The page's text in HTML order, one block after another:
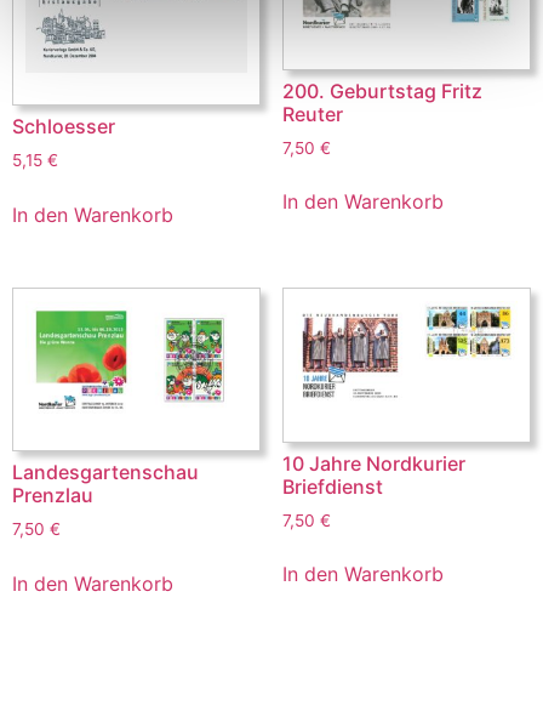
Schloesser
5,15 €
In den Warenkorb
200. Geburtstag Fritz
Reuter
7,50 €
In den Warenkorb
Landesgartenschau
Prenzlau
7,50 €
In den Warenkorb
10 Jahre Nordkurier
Briefdienst
7,50 €
In den Warenkorb